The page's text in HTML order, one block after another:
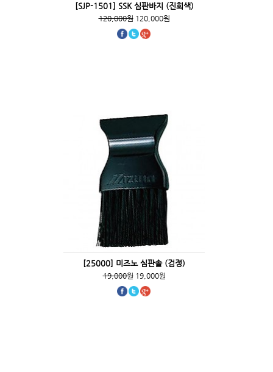
[SJP-1501] SSK 심판바지 (진회색)
120,000원120,000원
[25000] 미즈노 심판솔 (검정)
19,000원19,000원